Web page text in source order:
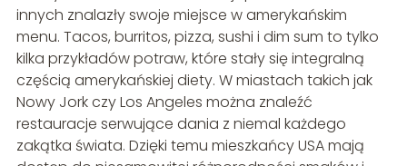
innych znalazły swoje miejsce w amerykańskim
menu. Tacos, burritos, pizza, sushi i dim sum to tylko
kilka przykładów potraw, które stały się integralną
częścią amerykańskiej diety. W miastach takich jak
Nowy Jork czy Los Angeles można znaleźć
restauracje serwujące dania z niemal każdego
zakątka świata. Dzięki temu mieszkańcy USA mają